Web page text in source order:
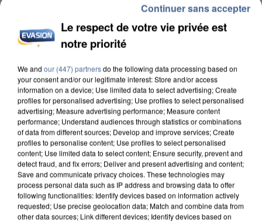
7 août 2026
Un second cadre de la DZ Mafia interpellé en
Le respect de votre vie privée est
notre priorité
We and our (447) partnersdo the following data processing based on
your consent and/or our legitimate interest: Store and/or access
information on a device; Use limited data to select advertising; Create
profiles for personalised advertising; Use profiles to select personalised
advertising; Measure advertising performance; Measure content
performance; Understand audiences through statistics or combinations
of data from different sources; Develop and improve services; Create
profiles to personalise content; Use profiles to select personalised
content; Use limited data to select content; Ensure security, prevent and
detect fraud, and fix errors; Deliver and present advertising and content;
Save and communicate privacy choices. These technologies may
process personal data such as IP address and browsing data to offer
following functionalities: Identify devices based on information actively
requested; Use precise geolocation data; Match and combine data from
other data sources; Link different devices; Identify devices based on
Continuer sans accepter